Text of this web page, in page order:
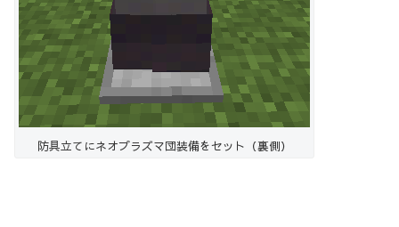
防具立てにネオプラズマ団装備をセット（裏側）